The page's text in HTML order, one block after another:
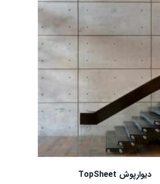
دیوارپوش TopSheet